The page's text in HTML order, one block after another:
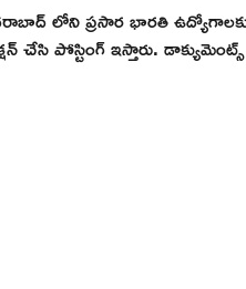
లోని ప్రసార భారతి ఉద్యోగాలకు
చేసి పోస్టింగ్ ఇస్తారు.